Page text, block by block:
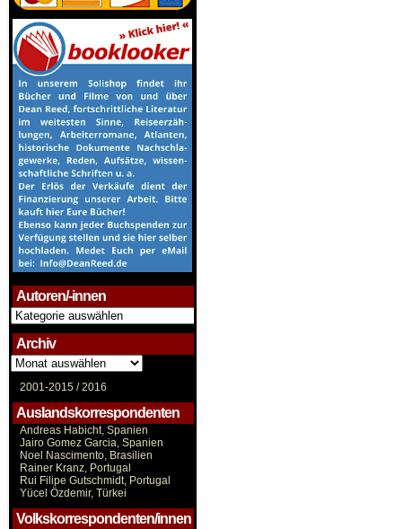
Autoren/-innen
Autoren/-
innen
Archiv
Archiv
2001-2015 /2016
Auslandskorrespondenten
Andreas Habicht, Spanien
Jairo Gomez Garcia, Spanien
Noel Nascimento, Brasilien
Rainer Kranz, Portugal
Rui Filipe Gutschmidt, Portugal
Yücel Özdemir, Türkei
Volkskorrespondenten/innen